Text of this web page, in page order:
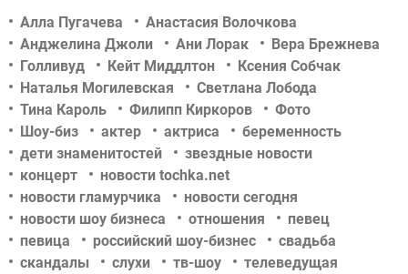
Алла Пугачева
Анастасия Волочкова
Анджелина Джоли
Ани Лорак
Вера Брежнева
Голливуд
Кейт Миддлтон
Ксения Собчак
Наталья Могилевская
Светлана Лобода
Тина Кароль
Филипп Киркоров
Фото
Шоу-биз
актер актриса
беременность
дети знаменитостей
звездные новости
концерт
новости tochka.net
новости гламурчика
новости сегодня
новости шоу бизнеса
отношения
певец
певица
российский шоу-бизнес
свадьба
скандалы
слухи тв-шоу
телеведущая